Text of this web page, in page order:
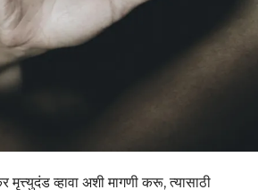
व्हावा अशी मागणी करू, त्यासाठी